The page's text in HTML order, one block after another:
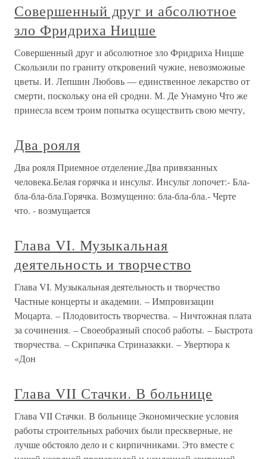
Совершенный друг и абсолютное
зло Фридриха Ницше
Совершенный друг и абсолютное зло Фридриха Ницше
Скользили по граниту откровений чужие, невозможные
цветы. И. Лепшин Любовь — единственное лекарство от
смерти, поскольку она ей сродни. М. Де Унамуно Что же
принесла всем троим попытка осуществить свою мечту,
Два рояля
Два рояля Приемное отделение.Два привязанных
человека.Белая горячка и инсульт. Инсульт лопочет:- Бла-
бла-бла-бла.Горячка. Возмущенно: бла-бла-бла.- Черте
что. - возмущается
Глава VI. Музыкальная
деятельность и творчество
Глава VI. Музыкальная деятельность и творчество
Частные концерты и академии. – Импровизации
Моцарта. – Плодовитость творчества. – Ничтожная плата
за сочинения. – Своеобразный способ работы. – Быстрота
творчества. – Скрипачка Стриназакки. – Увертюра к
«Дон
Глава VII Стачки. В больнице
Глава VII Стачки. В больнице Экономические условия
работы строительных рабочих были прескверные, не
лучше обстояло дело и с кирпичниками. Это вместе с